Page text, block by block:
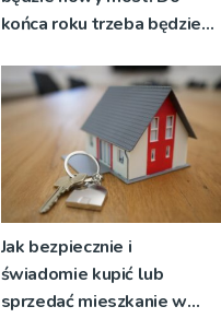
końca roku trzeba będzie
Jak bezpiecznie i
świadomie kupić lub
sprzedać mieszkanie w